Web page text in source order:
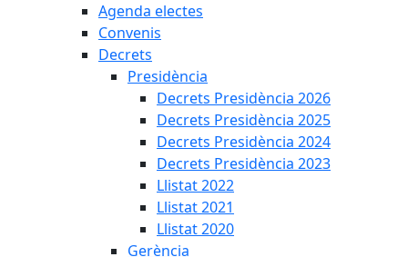
Agenda electes
Convenis
Decrets
Presidència
Decrets Presidència 2026
Decrets Presidència 2025
Decrets Presidència 2024
Decrets Presidència 2023
Llistat 2022
Llistat 2021
Llistat 2020
Gerència